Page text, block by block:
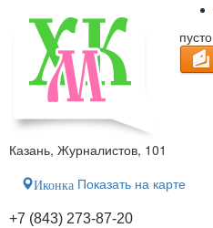
пусто
Казань, Журналистов, 101
Иконка Показать на карте
+7 (843) 273-87-20